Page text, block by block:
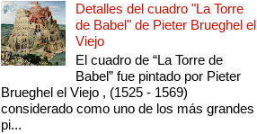
Detalles del cuadro "La Torre
de Babel" de Pieter Brueghel el
Viejo
El cuadro de “La Torre de
Babel” fue pintado por Pieter
Brueghel el Viejo , (1525 - 1569)
considerado como uno de los más grandes
pi...